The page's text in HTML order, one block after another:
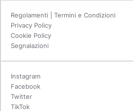
Regolamenti | Termini e Condizioni
Privacy Policy
Cookie Policy
Segnalazioni
Instagram
Facebook
Twitter
TikTok